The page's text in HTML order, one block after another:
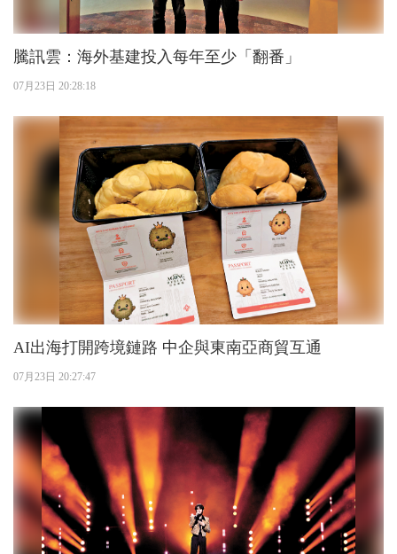
騰訊雲：海外基建投入每年至少「翻番」
07月23日 20:28:18
AI出海打開跨境鏈路 中企與東南亞商貿互通
07月23日 20:27:47